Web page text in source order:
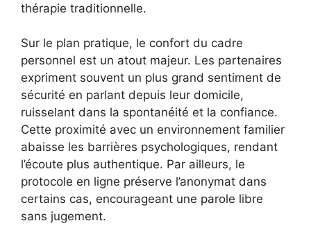
thérapie traditionnelle.
Sur le plan pratique, le confort du cadre
personnel est un atout majeur. Les partenaires
expriment souvent un plus grand sentiment de
sécurité en parlant depuis leur domicile,
ruisselant dans la spontanéité et la confiance.
Cette proximité avec un environnement familier
abaisse les barrières psychologiques, rendant
l’écoute plus authentique. Par ailleurs, le
protocole en ligne préserve l’anonymat dans
certains cas, encourageant une parole libre
sans jugement.